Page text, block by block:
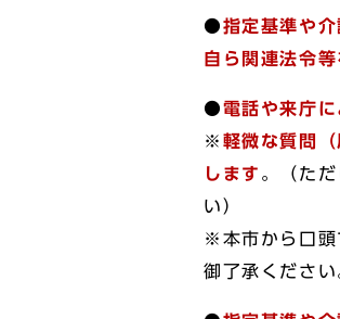
●指定基準や
自ら関連法令
●電話や来庁
※ 軽微な質問
します 。（た
い）
※本市から口頭
御了承ください